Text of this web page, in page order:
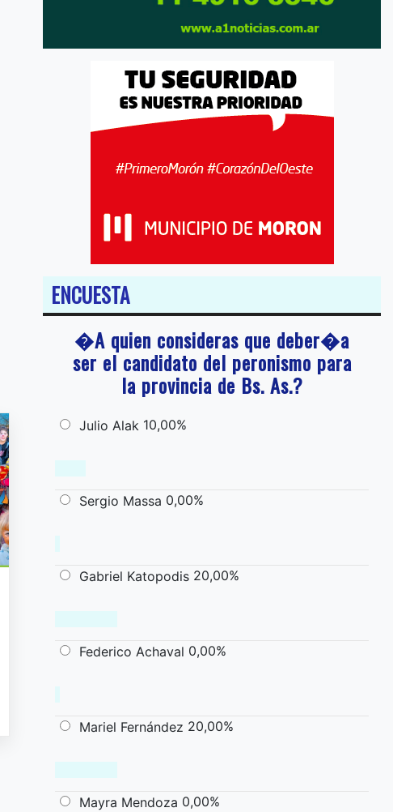
ENCUESTA
�A quien consideras que deber�a
ser el candidato del peronismo para
la provincia de Bs. As.?
Julio Alak 10,00%
Sergio Massa 0,00%
Gabriel Katopodis 20,00%
Federico Achaval 0,00%
Mariel Fernández 20,00%
Mayra Mendoza 0,00%